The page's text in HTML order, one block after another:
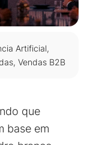
Artificial,
, Vendas B2B
que
base em